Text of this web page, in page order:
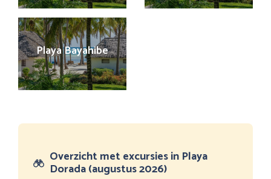
Playa Bayahibe
Overzicht met excursies in Playa
Dorada (augustus 2026)